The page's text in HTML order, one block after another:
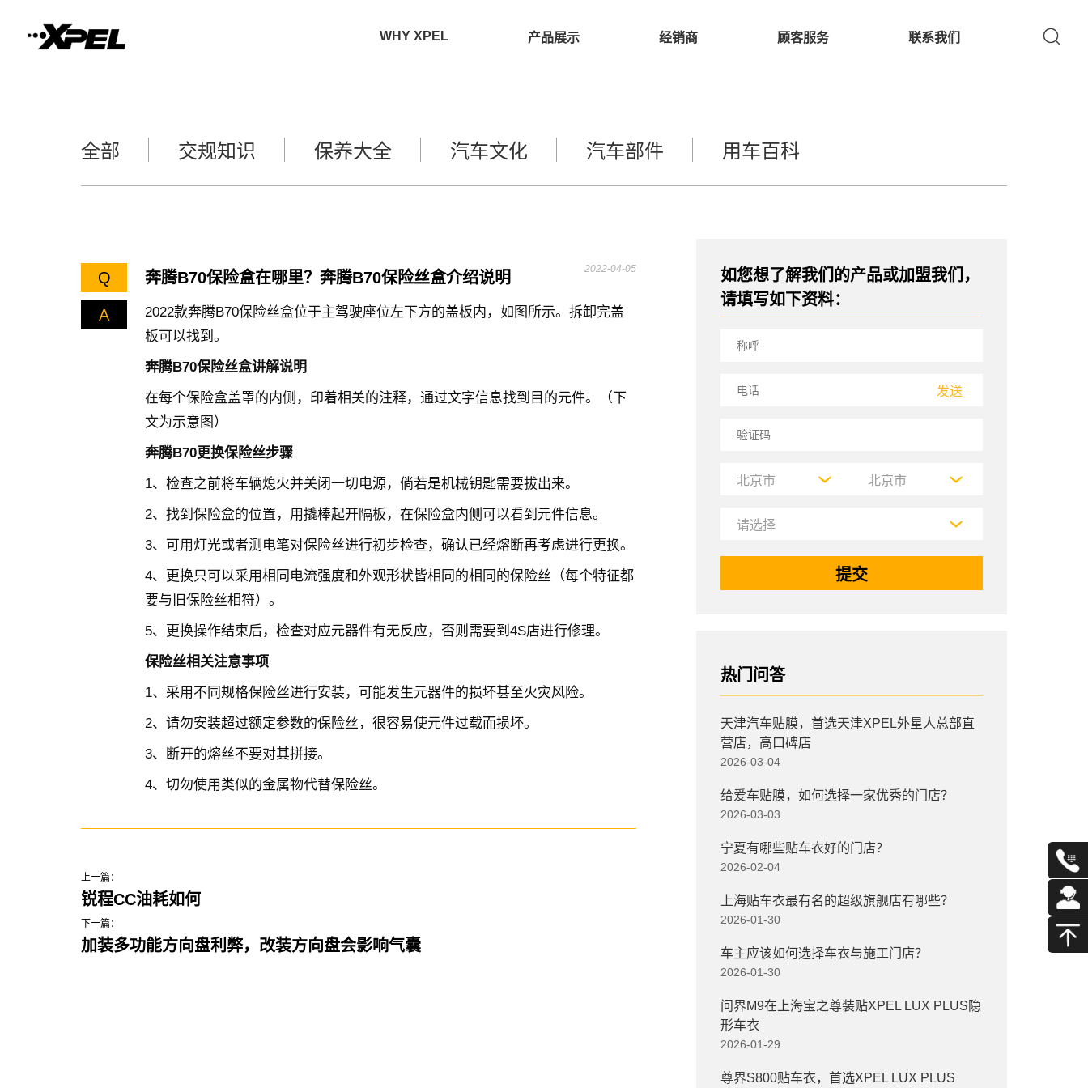
WHY XPEL 产品展示 经销商 顾客服务 联系我们
全部 交规知识 保养大全 汽车文化 汽车部件 用车百科
Q 奔腾B70保险盒在哪里？奔腾B70保险丝盒介绍说明 2022-04-05
A
2022款奔腾B70保险丝盒位于主驾驶座位左下方的盖板内，如图所示。拆卸完盖
板可以找到。
奔腾B70保险丝盒讲解说明
在每个保险盒盖罩的内侧，印着相关的注释，通过文字信息找到目的元件。（下
文为示意图）
奔腾B70更换保险丝步骤
1、检查之前将车辆熄火并关闭一切电源，倘若是机械钥匙需要拔出来。
2、找到保险盒的位置，用撬棒起开隔板，在保险盒内侧可以看到元件信息。
3、可用灯光或者测电笔对保险丝进行初步检查，确认已经熔断再考虑进行更换。
4、更换只可以采用相同电流强度和外观形状皆相同的相同的保险丝（每个特征都
要与旧保险丝相符）。
5、更换操作结束后，检查对应元器件有无反应，否则需要到4S店进行修理。
保险丝相关注意事项
1、采用不同规格保险丝进行安装，可能发生元器件的损坏甚至火灾风险。
2、请勿安装超过额定参数的保险丝，很容易使元件过载而损坏。
3、断开的熔丝不要对其拼接。
4、切勿使用类似的金属物代替保险丝。
上一篇：
锐程CC油耗如何
下一篇：
加装多功能方向盘利弊，改装方向盘会影响气囊
如您想了解我们的产品或加盟我们，
请填写如下资料：
发送
热门问答
天津汽车贴膜，首选天津XPEL外星人总部直
营店，高口碑店
2026-03-04
给爱车贴膜，如何选择一家优秀的门店？
2026-03-03
宁夏有哪些贴车衣好的门店？
2026-02-04
上海贴车衣最有名的超级旗舰店有哪些？
2026-01-30
车主应该如何选择车衣与施工门店？
2026-01-30
问界M9在上海宝之尊装贴XPEL LUX PLUS隐
形车衣
2026-01-29
尊界S800贴车衣，首选XPEL LUX PLUS